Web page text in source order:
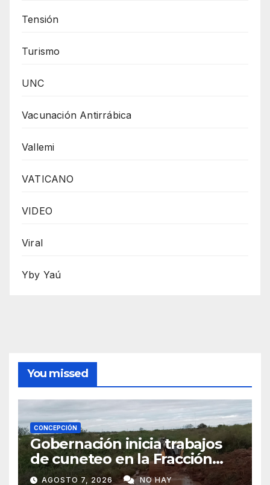
Tensión
Turismo
UNC
Vacunación Antirrábica
Vallemi
VATICANO
VIDEO
Viral
Yby Yaú
You missed
CONCEPCIÓN
Gobernación inicia trabajos
de cuneteo en la Fracción
José Félix
AGOSTO 7, 2026 NO HAY